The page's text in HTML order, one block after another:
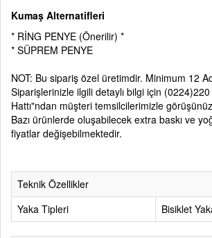
Kumaş Alternatifleri
* RİNG PENYE (Önerilir) *
* SÜPREM PENYE
NOT: Bu sipariş özel üretimdir. Minimum 12
Siparişlerinizle ilgili detaylı bilgi için
Hattı"ndan müşteri temsilcilerimizle
Bazı ürünlerde oluşabilecek extra baskı ve
fiyatlar değişebilmektedir.
Teknik Özellikler
Yaka Tipleri
Bisiklet